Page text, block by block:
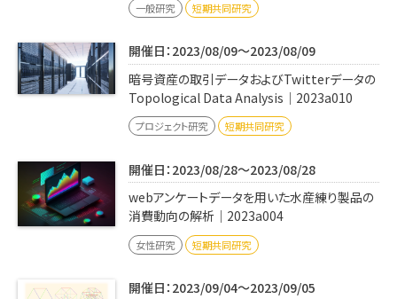
一般研究 短期共同研究
開催日：2023/08/09～2023/08/09
暗号資産の取引データおよびTwitterデータの
Topological Data Analysis｜2023a010
プロジェクト研究 短期共同研究
開催日：2023/08/28～2023/08/28
webアンケートデータを用いた水産練り製品の
消費動向の解析｜2023a004
女性研究 短期共同研究
開催日：2023/09/04～2023/09/05